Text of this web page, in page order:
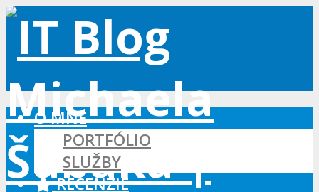
O MNE
PORTFÓLIO
SLUŽBY
RECENZIE